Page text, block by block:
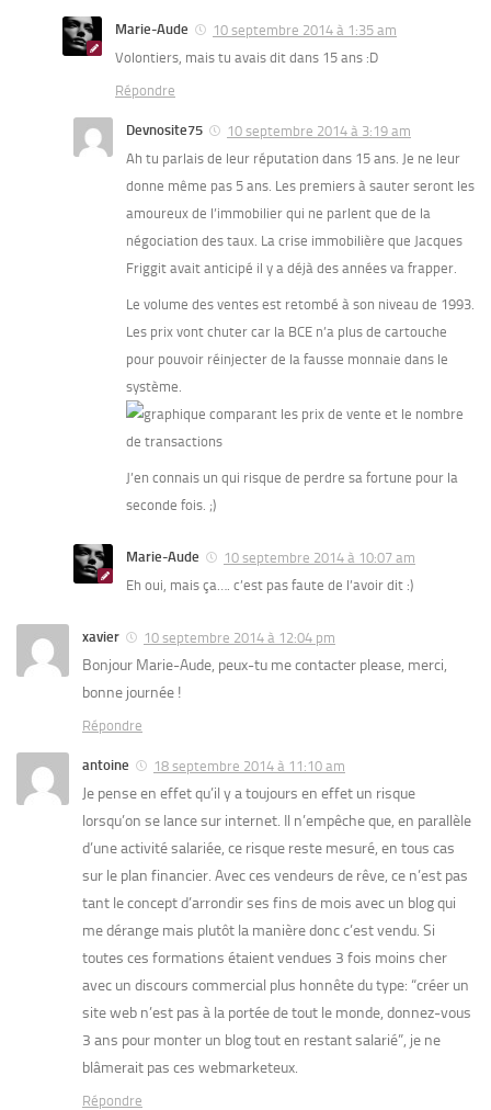
Marie-Aude
10 septembre 2014 à 1:35 am
Volontiers, mais tu avais dit dans 15 ans :D
Répondre
Devnosite75
10 septembre 2014 à 3:19 am
Ah tu parlais de leur réputation dans 15 ans. Je ne leur
donne même pas 5 ans. Les premiers à sauter seront les
amoureux de l’immobilier qui ne parlent que de la
négociation des taux. La crise immobilière que Jacques
Friggit avait anticipé il y a déjà des années va frapper.
Le volume des ventes est retombé à son niveau de 1993.
Les prix vont chuter car la BCE n’a plus de cartouche
pour pouvoir réinjecter de la fausse monnaie dans le
système.
J’en connais un qui risque de perdre sa fortune pour la
seconde fois. ;)
Marie-Aude
10 septembre 2014 à 10:07 am
Eh oui, mais ça…. c’est pas faute de l’avoir dit :)
xavier 10 septembre 2014 à 12:04 pm
Bonjour Marie-Aude, peux-tu me contacter please, merci,
bonne journée !
Répondre
antoine 18 septembre 2014 à 11:10 am
Je pense en effet qu’il y a toujours en effet un risque
lorsqu’on se lance sur internet. Il n’empêche que, en parallèle
d’une activité salariée, ce risque reste mesuré, en tous cas
sur le plan financier. Avec ces vendeurs de rêve, ce n’est pas
tant le concept d’arrondir ses fins de mois avec un blog qui
me dérange mais plutôt la manière donc c’est vendu. Si
toutes ces formations étaient vendues 3 fois moins cher
avec un discours commercial plus honnête du type: “créer un
site web n’est pas à la portée de tout le monde, donnez-vous
3 ans pour monter un blog tout en restant salarié”, je ne
blâmerait pas ces webmarketeux.
Répondre